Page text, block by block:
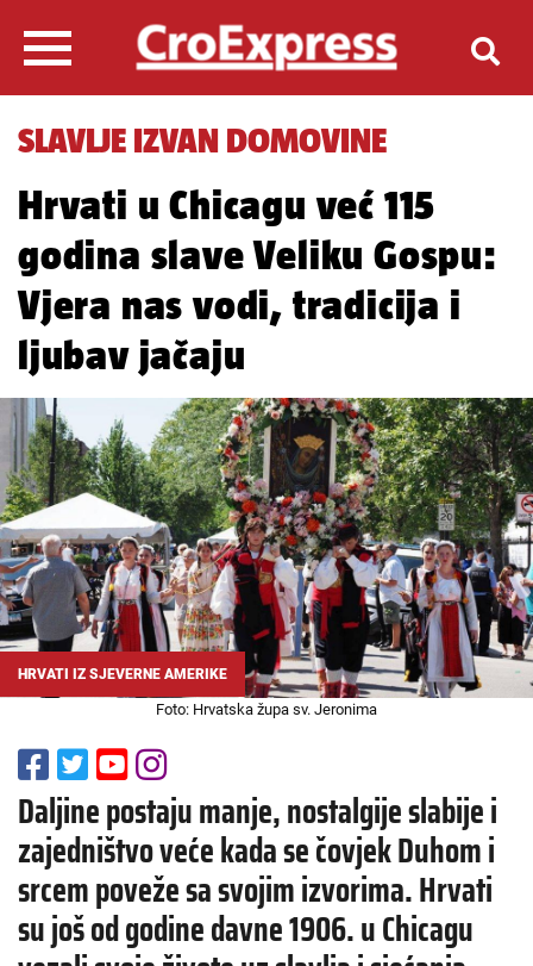
SLAVLJE IZVAN DOMOVINE
Hrvati u Chicagu već 115
godina slave Veliku Gospu:
Vjera nas vodi, tradicija i
ljubav jačaju
HRVATI IZ SJEVERNE AMERIKE
Foto: Hrvatska župa sv. Jeronima
Daljine postaju manje, nostalgije slabije i
zajedništvo veće kada se čovjek Duhom i
srcem poveže sa svojim izvorima. Hrvati
su još od godine davne 1906. u Chicagu